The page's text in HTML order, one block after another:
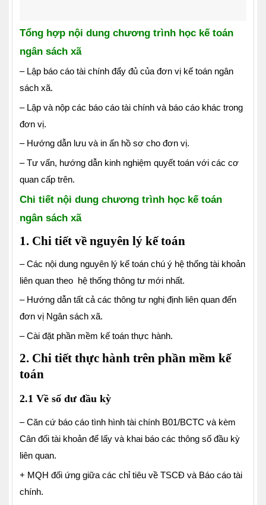
Tổng hợp nội dung chương trình học kế toán
ngân sách xã
– Lập báo cáo tài chính đẩy đủ của đơn vị kế toán ngân
sách xã.
– Lập và nộp các báo cáo tài chính và báo cáo khác trong
đơn vị.
– Hướng dẫn lưu và in ấn hồ sơ cho đơn vị.
– Tư vấn, hướng dẫn kinh nghiệm quyết toán với các cơ
quan cấp trên.
Chi tiết nội dung chương trình học kế toán
ngân sách xã
1. Chi tiết về nguyên lý kế toán
– Các nội dung nguyên lý kế toán chú ý hệ thống tài khoản
liên quan theo hệ thống thông tư mới nhất.
– Hướng dẫn tất cả các thông tư nghị định liên quan đến
đơn vị Ngân sách xã.
– Cài đặt phần mềm kế toán thực hành.
2. Chi tiết thực hành trên phần mềm kế
toán
2.1 Về số dư đầu kỳ
– Căn cứ báo cáo tình hình tài chính B01/BCTC và kèm
Cân đối tài khoản để lấy và khai báo các thông số đầu kỳ
liên quan.
+ MQH đối ứng giữa các chỉ tiêu về TSCĐ và Báo cáo tài
chính.